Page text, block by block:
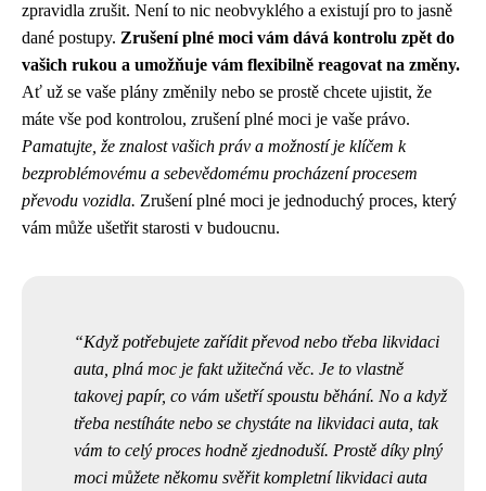
zpravidla zrušit. Není to nic neobvyklého a existují pro to jasně
dané postupy. Zrušení plné moci vám dává kontrolu zpět do
vašich rukou a umožňuje vám flexibilně reagovat na změny.
Ať už se vaše plány změnily nebo se prostě chcete ujistit, že
máte vše pod kontrolou, zrušení plné moci je vaše právo.
Pamatujte, že znalost vašich práv a možností je klíčem k
bezproblémovému a sebevědomému procházení procesem
převodu vozidla. Zrušení plné moci je jednoduchý proces, který
vám může ušetřit starosti v budoucnu.
Když potřebujete zařídit převod nebo třeba likvidaci
auta, plná moc je fakt užitečná věc. Je to vlastně
takovej papír, co vám ušetří spoustu běhání. No a když
třeba nestíháte nebo se chystáte na likvidaci auta , tak
vám to celý proces hodně zjednoduší. Prostě díky plný
moci můžete někomu svěřit kompletní likvidaci auta